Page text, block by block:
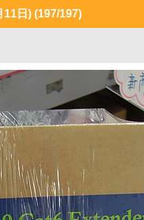
11日) (197/197)